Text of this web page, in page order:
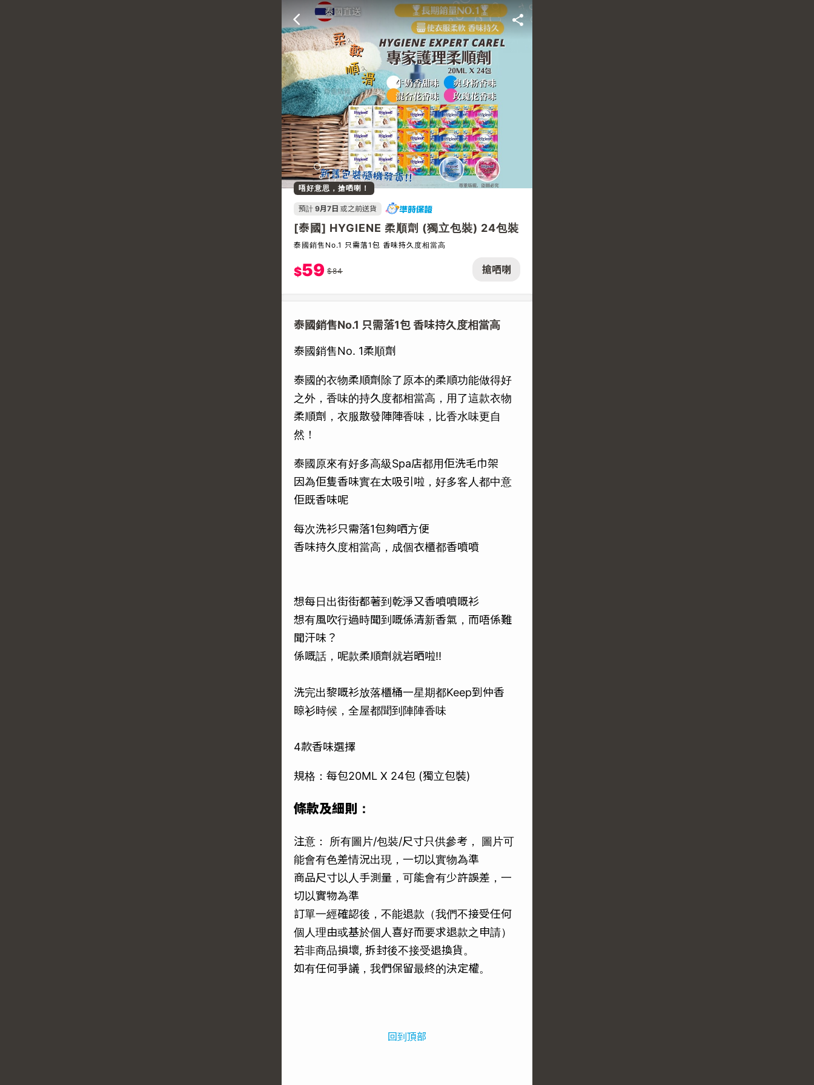
搶哂喇
唔好意思，搶哂喇！
預計 9月7日 或之前送貨
[泰國] HYGIENE 柔順劑 (獨立包裝) 24包裝
泰國銷售No.1 只需落1包 香味持久度相當高
$59 $84
泰國銷售No.1 只需落1包 香味持久度相當高
泰國銷售No. 1柔順劑
泰國的衣物柔順劑除了原本的柔順功能做得好
之外，香味的持久度都相當高，用了這款衣物
柔順劑，衣服散發陣陣香味，比香水味更自
然！
泰國原來有好多高級Spa店都用佢洗毛巾架
因為佢隻香味實在太吸引啦，好多客人都中意
佢既香味呢
每次洗衫只需落1包夠哂方便
香味持久度相當高，成個衣櫃都香噴噴
想每日出街街都著到乾淨又香噴噴嘅衫
想有風吹行過時聞到嘅係清新香氣，而唔係難
聞汗味？
係嘅話，呢款柔順劑就岩晒啦‼
洗完出黎嘅衫放落櫃桶一星期都Keep到仲香
晾衫時候，全屋都聞到陣陣香味
4款香味選擇
規格：每包20ML X 24包 (獨立包裝)
條款及細則：
注意： 所有圖片/包裝/尺寸只供參考， 圖片可
能會有色差情況出現，一切以實物為準
商品尺寸以人手測量，可能會有少許誤差，一
切以實物為準
訂單一經確認後，不能退款（我們不接受任何
個人理由或基於個人喜好而要求退款之申請）
若非商品損壞, 拆封後不接受退換貨。
如有任何爭議，我們保留最終的決定權。
回到頂部